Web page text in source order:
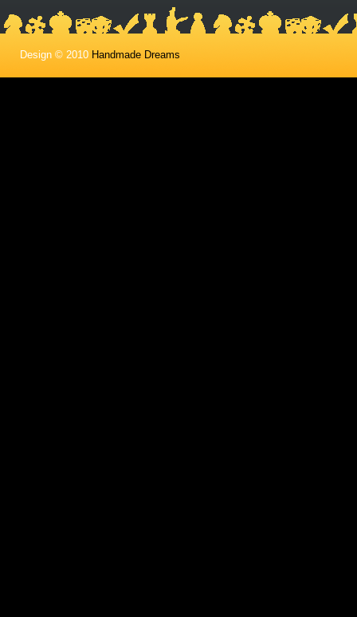
Design © 2010 Handmade Dreams